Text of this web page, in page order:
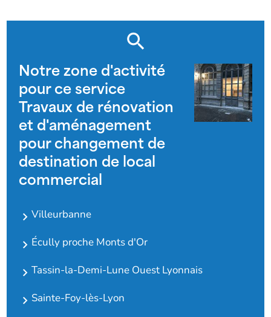
Notre zone d'activité
pour ce service
Travaux de rénovation
et d'aménagement
pour changement de
destination de local
commercial
Villeurbanne
Écully proche Monts d'Or
Tassin-la-Demi-Lune Ouest Lyonnais
Sainte-Foy-lès-Lyon